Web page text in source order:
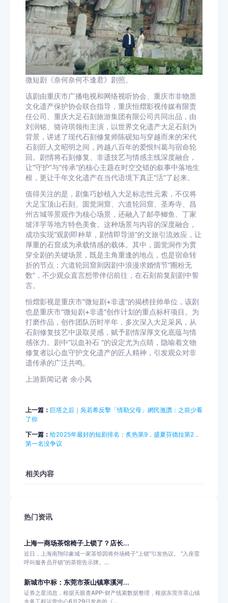
微短剧《奈何奈何不逢君》剧照。
该剧由重庆市广播电视和网络视听协会、重庆市非物质
文化遗产保护协会联合指导，重庆恒熠影视传媒有限责
任公司、重庆大足石刻旅游集团有限公司共同出品，由
刘润铭、骆诗琪领衔主演，以世界文化遗产大足石刻为
背景，讲述了现代石刻修复师陈砚知与穿越而来的宋代
石刻匠人文昭明之间，跨越八百年的爱恨纠葛与宿命轮
回。剧情将石刻修复、非遗技艺与情感主线深度融合，
让“守护”与“传承”的核心主题在时空交错的叙事中落地生
根，更让千年文化遗产在当代语境下真正“活”了起来。
值得关注的是，剧集巧妙植入大足标志性元素，不仅将
大足宝顶山石刻、圆觉洞窟、六道轮回窟、圣寿寺、昌
州古城等景观作为核心场景，还融入了邮亭鲫鱼、丁家
坡洋芋等地方特色美食。这种场景与内容的深度融合，
成功实现“观剧即种草，剧情即导游”的文旅引流效应，让
厚重的石窟成为承载情感的载体。其中，圆觉洞作为贯
穿全剧的关键场景，既是主角重逢的地点，也是宿命转
折的节点；六道轮回窟则因剧中浪漫求婚情节“圈粉无
数”，不少观众直言想带伴侣前往，在石刻前复刻剧中誓
言。
恒熠影视是重庆市“微短剧+非遗”的揭榜挂帅单位，该剧
也是重庆市“微短剧+非遗”创作计划的重点标杆项目。为
打磨作品，创作团队历时半年，多次深入大足采风，从
石刻修复技艺中汲取灵感，赋予剧情深厚文化底蕴与情
感张力。剧中“以血补石 ”的设定尤为点睛，隐喻着文物
修复者以心血守护文化遗产的匠人精神，引发观众对非
遗传承的广泛共鸣。
上游新闻记者 余小凤
上一篇： 巨塔之后｜吳若希反擊「情勒父母」網民激讚：之前少看
了你
下一篇： 给2025年最好的短剧排名：炙热第9，盛夏芬德拉第2，
第一名没争议
相关内容
热门资讯
上海一商场茶馆椅子上锁了？店长...
近日，上海南翔印象城一家茶馆因将外场椅子“上锁”引发热议。 “入座需
呼叫服务员开锁”的茶馆告示牌。...
新城市中标：东莞市茶山镇寒溪河...
证券之星消息，根据天眼查APP-财产线索数据整理，根据东莞市茶山镇